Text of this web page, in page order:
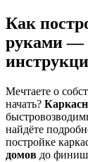
Как
руками —
Мечтаете о
начать?
найдёте
постройке
домов до